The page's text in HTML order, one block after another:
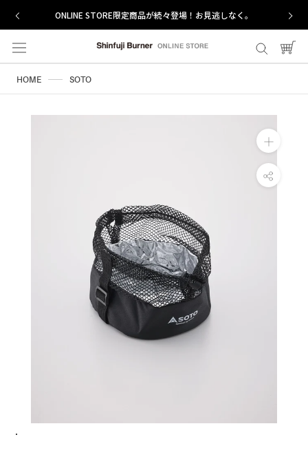
し
コ
ONLINE STORE限定商品が続々登場！お見逃しなく。
HOME SOTO